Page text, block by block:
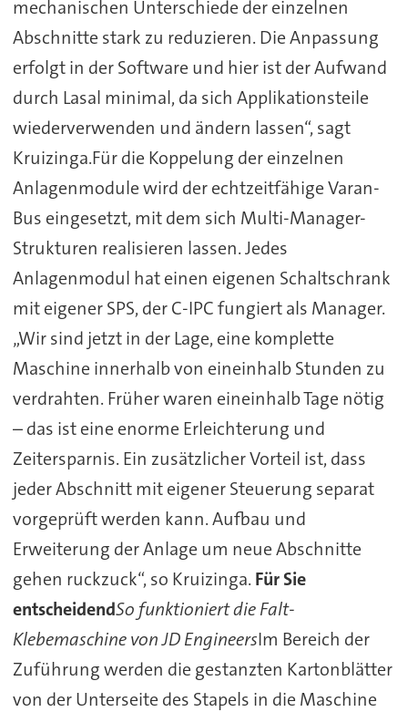
mechanischen Unterschiede der einzelnen
Abschnitte stark zu reduzieren. Die Anpassung
erfolgt in der Software und hier ist der Aufwand
durch Lasal minimal, da sich Applikationsteile
wiederverwenden und ändern lassen“, sagt
Kruizinga.Für die Koppelung der einzelnen
Anlagenmodule wird der echtzeitfähige Varan-
Bus eingesetzt, mit dem sich Multi-Manager-
Strukturen realisieren lassen. Jedes
Anlagenmodul hat einen eigenen Schaltschrank
mit eigener SPS, der C-IPC fungiert als Manager.
„Wir sind jetzt in der Lage, eine komplette
Maschine innerhalb von eineinhalb Stunden zu
verdrahten. Früher waren eineinhalb Tage nötig
– das ist eine enorme Erleichterung und
Zeitersparnis. Ein zusätzlicher Vorteil ist, dass
jeder Abschnitt mit eigener Steuerung separat
vorgeprüft werden kann. Aufbau und
Erweiterung der Anlage um neue Abschnitte
gehen ruckzuck“, so Kruizinga. Für Sie
entscheidendSo funktioniert die Falt-
Klebemaschine von JD EngineersIm Bereich der
Zuführung werden die gestanzten Kartonblätter
von der Unterseite des Stapels in die Maschine